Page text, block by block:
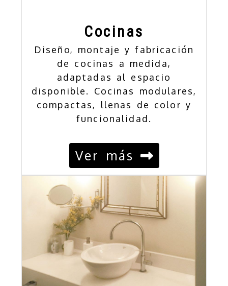
Cocinas
Diseño, montaje y fabricación
de cocinas a medida,
adaptadas al espacio
disponible. Cocinas modulares,
compactas, llenas de color y
funcionalidad.
Ver más